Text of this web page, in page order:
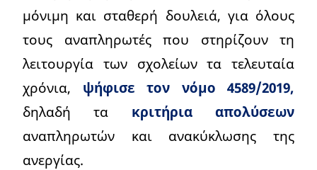
μόνιμη και σταθερή δουλειά, για όλους
τους αναπληρωτές που στηρίζουν τη
λειτουργία των σχολείων τα τελευταία
χρόνια, ψήφισε τον νόμο 4589/2019,
δηλαδή τα κριτήρια απολύσεων
αναπληρωτών και ανακύκλωσης της
ανεργίας.